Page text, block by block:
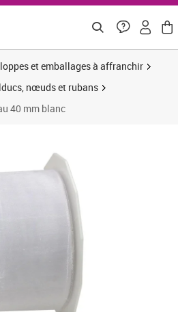
et emballages à affranchir
nœuds et rubans
40 mm blanc